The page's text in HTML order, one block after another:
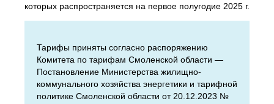
которых распространяется на первое полугодие 2025 г.
Тарифы приняты согласно распоряжению
Комитета по тарифам Смоленской области —
Постановление Министерства жилищно-
коммунального хозяйства энергетики и тарифной
политике Смоленской области от 20.12.2023 №